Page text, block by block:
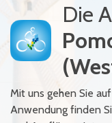
Die
Mit uns gehen Sie
Anwendung finden